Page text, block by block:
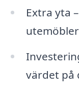
Extra yta
värdet på